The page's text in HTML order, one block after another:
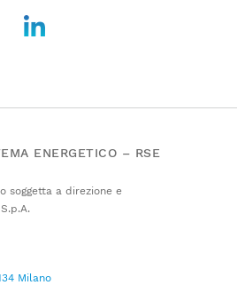
ENERGETICO – RSE
soggetta a direzione e
Milano